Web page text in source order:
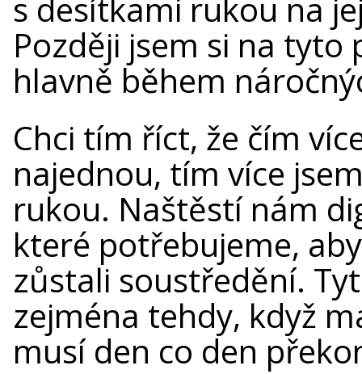
s desítkami rukou na
Později jsem si na
hlavně během
Chci tím říct, že čím
najednou, tím více
rukou. Naštěstí nám
které potřebujeme,
zůstali soustředění.
zejména tehdy, když
musí den co den